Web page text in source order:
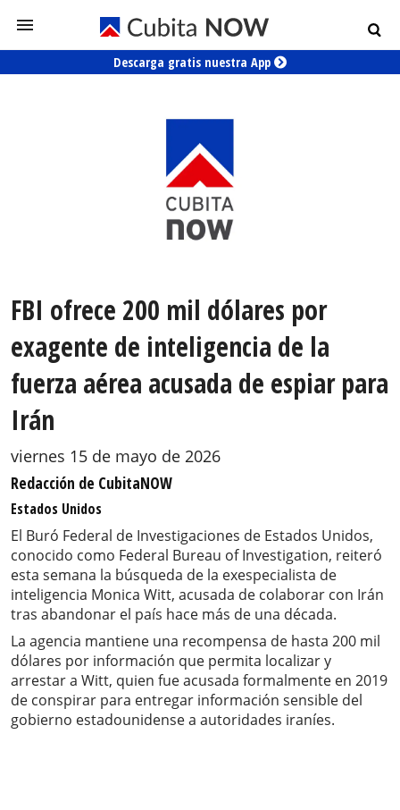
Descarga gratis nuestra App
FBI ofrece 200 mil dólares por
exagente de inteligencia de la
fuerza aérea acusada de espiar para
Irán
viernes 15 de mayo de 2026
Redacción de CubitaNOW
Estados Unidos
El Buró Federal de Investigaciones de Estados Unidos,
conocido como Federal Bureau of Investigation, reiteró
esta semana la búsqueda de la exespecialista de
inteligencia Monica Witt, acusada de colaborar con Irán
tras abandonar el país hace más de una década.
La agencia mantiene una recompensa de hasta 200 mil
dólares por información que permita localizar y
arrestar a Witt, quien fue acusada formalmente en 2019
de conspirar para entregar información sensible del
gobierno estadounidense a autoridades iraníes.